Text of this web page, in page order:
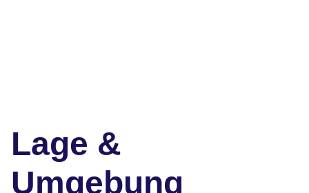
Lage &
Umgebung